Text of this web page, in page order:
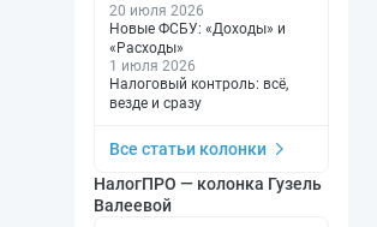
20 июля 2026
Новые ФСБУ: «Доходы» и
«Расходы»
1 июля 2026
Налоговый контроль: всё,
везде и сразу
Все статьи колонки
НалогПРО — колонка Гузель
Валеевой